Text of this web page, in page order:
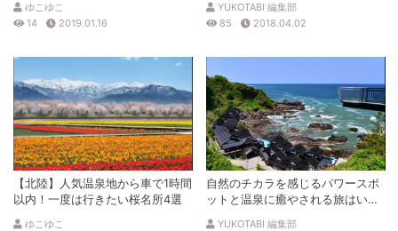
ゆこゆこ
14
2019.01.16
YUKOTABI 編集部
85
2018.04.02
【北陸】人気温泉地から車で1時間
以内！一度は行きたい桜名所4選
ゆこゆこ
自然のチカラを感じるパワースポ
ットと温泉に癒やされる旅はいか
が？
YUKOTABI 編集部